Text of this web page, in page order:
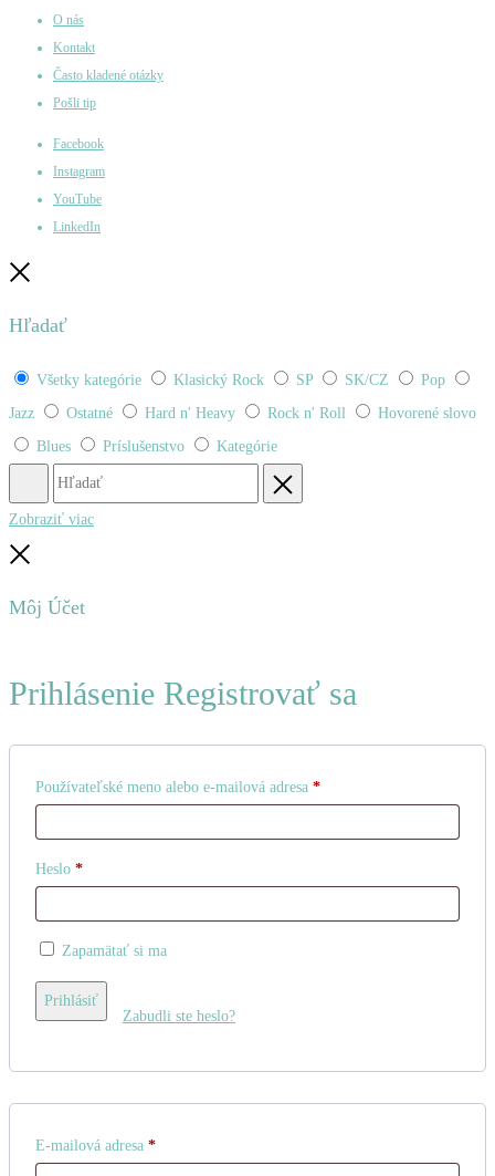
O nás
Kontakt
Často kladené otázky
Pošli tip
Facebook
Instagram
YouTube
LinkedIn
Hľadať
Všetky kategórie Klasický Rock SP SK/CZ
Pop
Jazz
Ostatné Hard n' Heavy Rock n' Roll
Hovorené slovo
Blues
Príslušenstvo Kategórie
Hľadať
Zobraziť viac
Môj Účet
Prihlásenie Registrovať sa
Používateľské meno alebo e-mailová adresa *Povinné
Heslo *Povinné
Zapamätať si ma
Prihlásiť
Zabudli ste heslo?
E-mailová adresa *Povinné